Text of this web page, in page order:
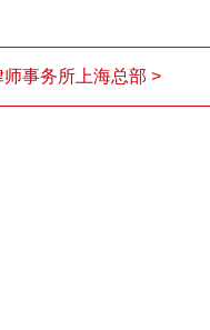
事务所上海总部 >